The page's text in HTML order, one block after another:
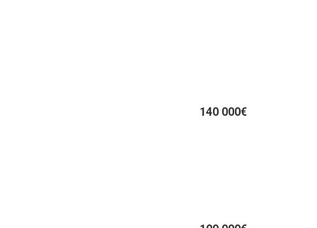
140 000€